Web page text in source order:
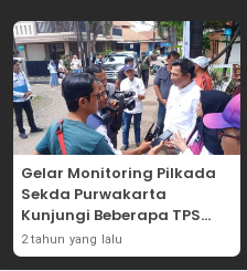
Gelar Monitoring Pilkada
Sekda Purwakarta
Kunjungi Beberapa TPS
Yang Ada Di Purwakarta
2 tahun yang lalu